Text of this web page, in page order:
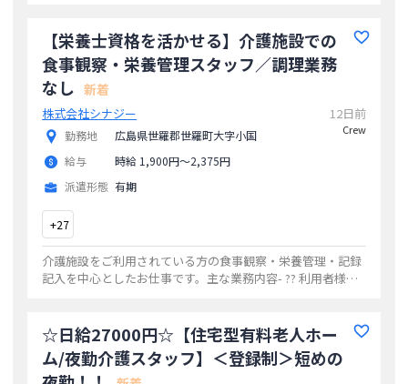
【栄養士資格を活かせる】介護施設での
食事観察・栄養管理スタッフ／調理業務
なし 新着
株式会社シナジー
勤務地
広島県世羅郡世羅町大字小国
給与
時給 1,900円〜2,375円
派遣形態 有期
12日前
Crew
+27
介護施設をご利用されている方の食事観察・栄養管理・記録
記入を中心としたお仕事です。主な業務内容- ?? 利用者様の
☆日給27000円☆【住宅型有料老人ホー
ム/夜勤介護スタッフ】＜登録制＞短めの